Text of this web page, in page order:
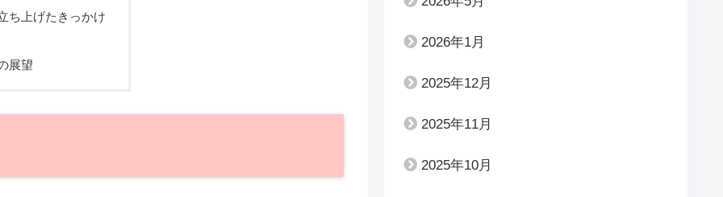
ち上げたきっかけ
展望
2026年1月
2025年12月
2025年11月
2025年10月